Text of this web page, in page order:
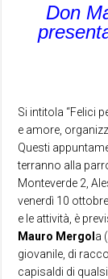
Don
Si intitola “Felici
e amore,
Questi
terranno alla
Monteverde 2,
venerdì 10
e le attività, è
Mauro Mergol a (
giovanile, di
capisaldi di